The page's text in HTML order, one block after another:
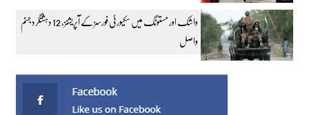
واشک اور مستونگ میں سکیورٹی فورسز کے آپریشنز، 12 دہشتگرد جہنم
واصل